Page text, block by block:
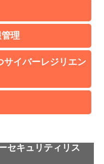
理
サイバーレジリエン
キュリティリス